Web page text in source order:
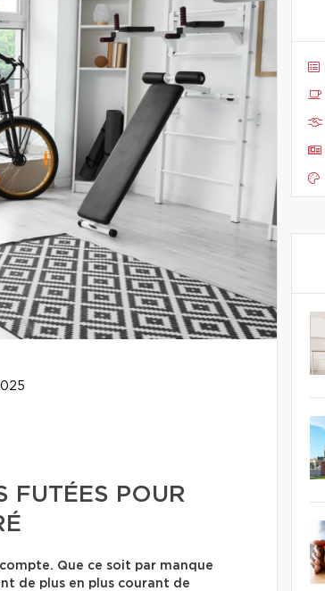
FUTÉES POUR
Que ce soit par manque
de plus en plus courant de